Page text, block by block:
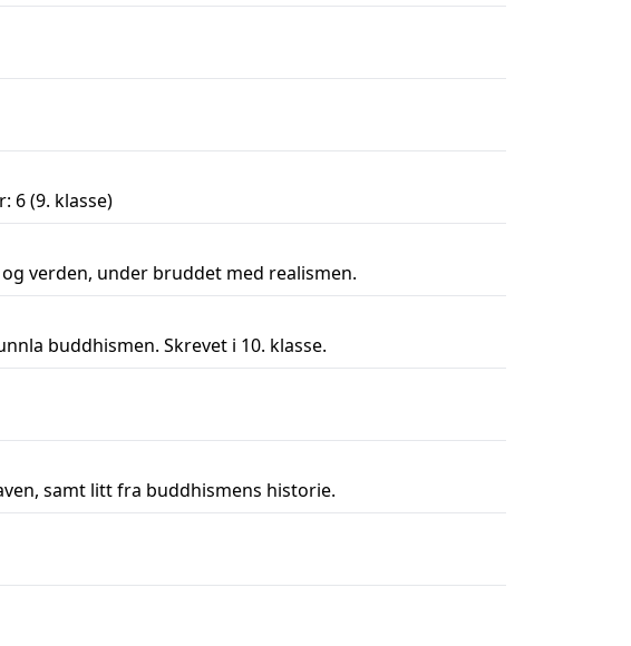
6 (9. klasse)
verden, under bruddet med realismen.
buddhismen. Skrevet i 10. klasse.
samt litt fra buddhismens historie.